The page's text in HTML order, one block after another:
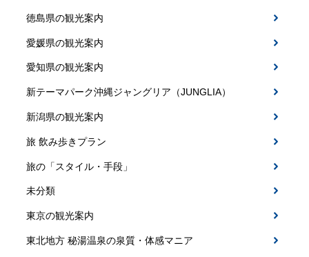
徳島県の観光案内
愛媛県の観光案内
愛知県の観光案内
新テーマパーク沖縄ジャングリア（JUNGLIA）
新潟県の観光案内
旅 飲み歩きプラン
旅の「スタイル・手段」
未分類
東京の観光案内
東北地方 秘湯温泉の泉質・体感マニア